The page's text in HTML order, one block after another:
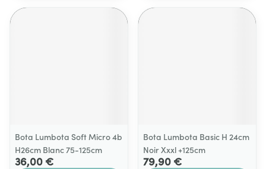
Bota Lumbota Soft Micro 4b
H26cm Blanc 75-125cm
36,00 €
Bota Lumbota Basic H 24cm
Noir Xxxl +125cm
79,90 €